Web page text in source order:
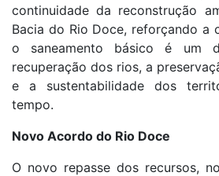
continuidade da reconstrução
Bacia do Rio Doce, reforçando a
o saneamento básico é um
recuperação dos rios, a
e a sustentabilidade dos
tempo.
Novo Acordo do Rio Doce
O novo repasse dos recursos,